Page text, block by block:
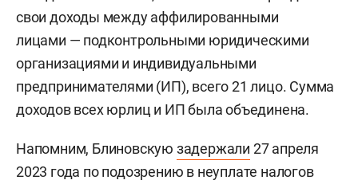
свои доходы между аффилированными
лицами — подконтрольными юридическими
организациями и индивидуальными
предпринимателями (ИП), всего 21 лицо. Сумма
доходов всех юрлиц и ИП была объединена.
Напомним, Блиновскую задержали 27 апреля
2023 года по подозрению в неуплате налогов